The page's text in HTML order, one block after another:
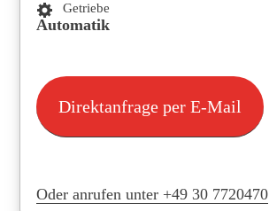
Getriebe
Automatik
Direktanfrage per E-Mail
Oder anrufen unter +49 30 7720470